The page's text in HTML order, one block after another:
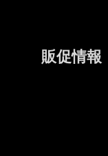
販促情報